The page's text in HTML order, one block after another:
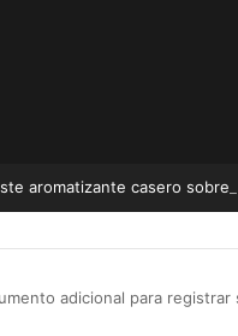
aromatizante casero sobre
adicional para registrar